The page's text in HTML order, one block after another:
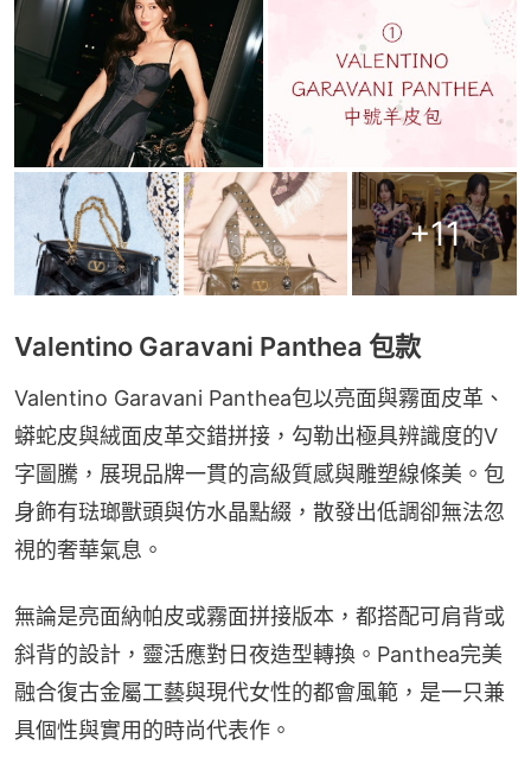
+11
Valentino Garavani Panthea 包款
Valentino Garavani Panthea包以亮面與霧面皮革、
蟒蛇皮與絨面皮革交錯拼接，勾勒出極具辨識度的V
字圖騰，展現品牌一貫的高級質感與雕塑線條美。包
身飾有琺瑯獸頭與仿水晶點綴，散發出低調卻無法忽
視的奢華氣息。
無論是亮面納帕皮或霧面拼接版本，都搭配可肩背或
斜背的設計，靈活應對日夜造型轉換。Panthea完美
融合復古金屬工藝與現代女性的都會風範，是一只兼
具個性與實用的時尚代表作。